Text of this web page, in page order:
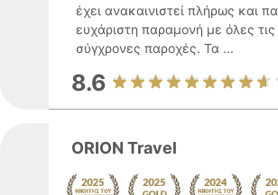
έχει ανακαινιστεί πλήρως και
ευχάριστη παραμονή με όλες τις
σύγχρονες παροχές. Τα ...
8.6
ORION Travel